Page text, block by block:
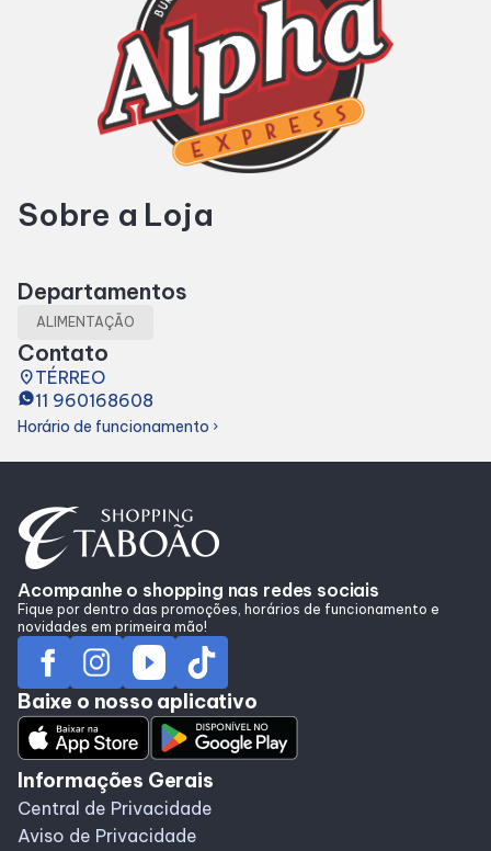
Cinema
Fique por Dentro
Lojas e Restaurantes
Alimentação
Delivery
Programa de Benefícios
Sobre a Loja
Departamentos
ALIMENTAÇÃO
Contato
placeTÉRREO
11 960168608
Horário de funcionamento chevron_right
Acompanhe o shopping nas redes sociais
Fique por dentro das promoções, horários de funcionamento e
novidades em primeira mão!
Baixe o nosso aplicativo
Informações Gerais
Central de Privacidade
Aviso de Privacidade